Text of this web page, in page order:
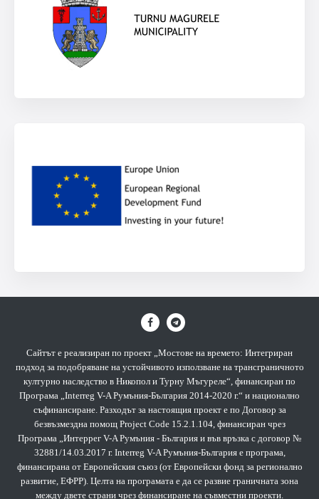
Сайтът е реализиран по проект „Мостове на времето: Интегриран
подход за подобряване на устойчивото използване на трансграничното
културно наследство в Никопол и Турну Мъгуреле“, финансиран по
Програма „Interreg V-A Румъния-България 2014-2020 г.“ и национално
съфинансиране. Разходът за настоящия проект е по Договор за
безвъзмездна помощ Project Code 15.2.1.104, финансиран чрез
Програма „Интеррег V-A Румъния - България и във връзка с договор №
32881/14.03.2017 г. Interreg V-A Румъния-България е програма,
финансирана от Европейския съюз (от Европейски фонд за регионално
развитие, ЕФРР). Целта на програмата е да се развие граничната зона
между двете страни чрез финансиране на съвместни проекти.